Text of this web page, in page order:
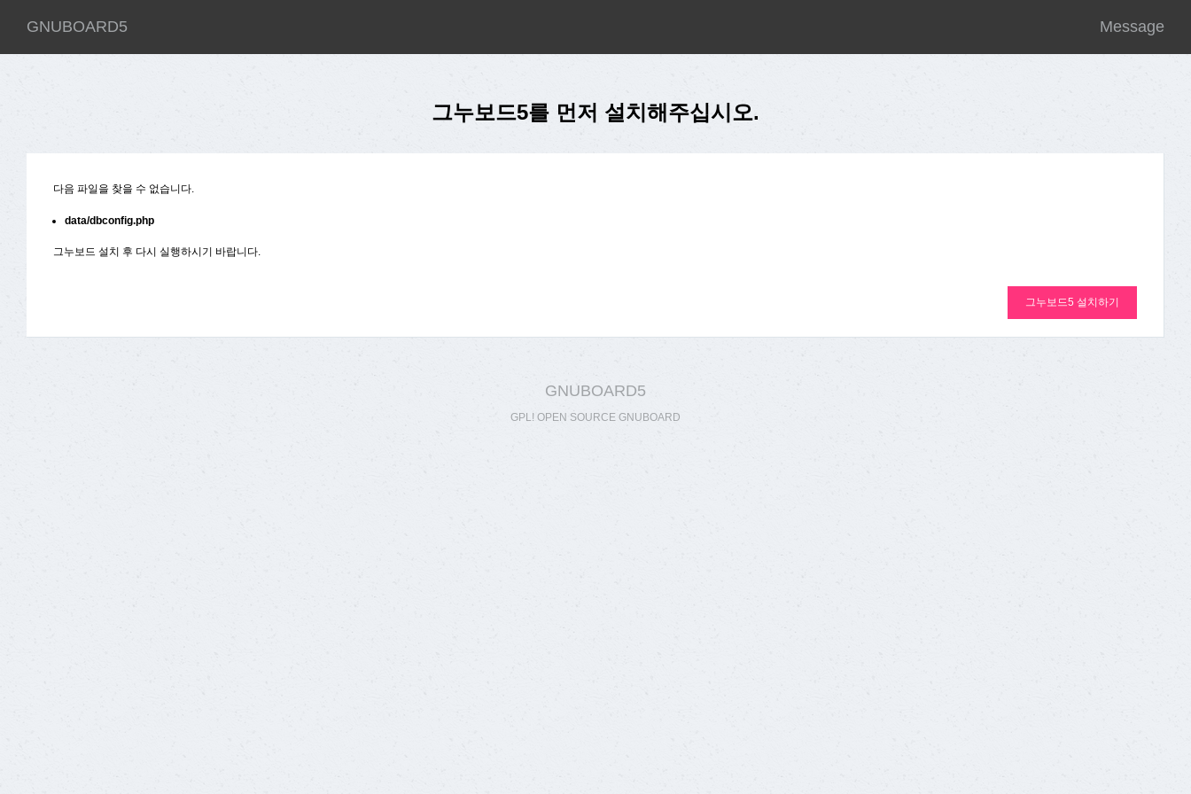
GNUBOARD5 Message
그누보드5를 먼저 설치해주십시오.
다음 파일을 찾을 수 없습니다.
data/dbconfig.php
그누보드 설치 후 다시 실행하시기 바랍니다.
그누보드5 설치하기
GNUBOARD5
GPL! OPEN SOURCE GNUBOARD